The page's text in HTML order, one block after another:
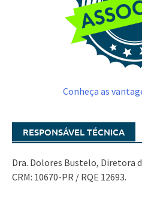
Conheça as
RESPONSÁVEL TÉCNICA
Dra. Dolores Bustelo, Diretora
CRM: 10670-PR / RQE 12693.